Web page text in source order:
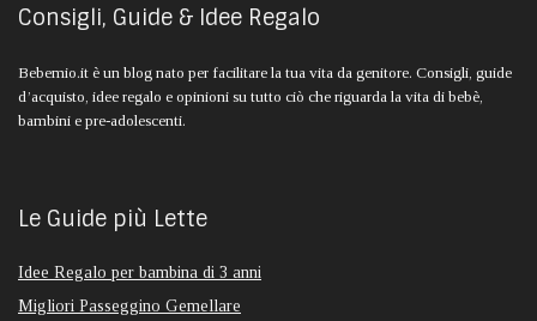
Consigli, Guide & Idee Regalo
Bebemio.it è un blog nato per facilitare la tua vita da genitore. Consigli, guide
d’acquisto, idee regalo e opinioni su tutto ciò che riguarda la vita di bebè,
bambini e pre-adolescenti.
Le Guide più Lette
Idee Regalo per bambina di 3 anni
Migliori Passeggino Gemellare